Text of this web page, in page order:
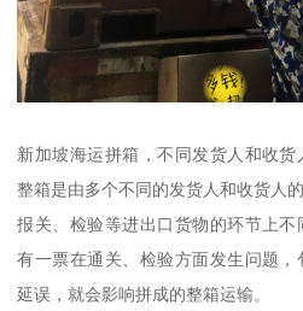
新加坡海运拼箱，不同发货人和收
整箱是由多个不同的发货人和收货人的
报关、检验等进出口货物的环节上
有一票在通关、检验方面发生问题
延误，就会影响拼成的整箱运输。